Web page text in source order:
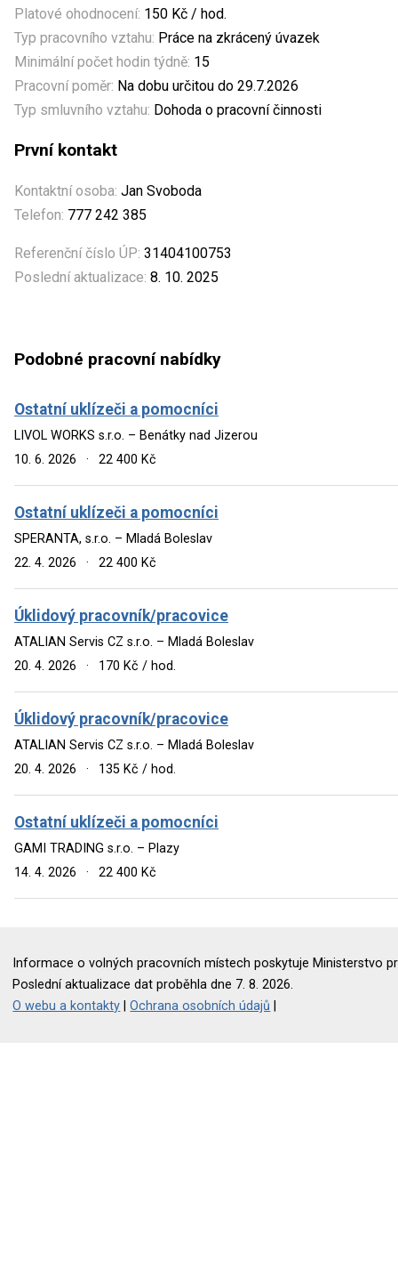
Platové ohodnocení: 150 Kč / hod.
Typ pracovního vztahu: Práce na zkrácený úvazek
Minimální počet hodin týdně: 15
Pracovní poměr: Na dobu určitou do 29.7.2026
Typ smluvního vztahu: Dohoda o pracovní činnosti
První kontakt
Kontaktní osoba: Jan Svoboda
Telefon: 777 242 385
Referenční číslo ÚP: 31404100753
Poslední aktualizace: 8. 10. 2025
Podobné pracovní nabídky
Ostatní uklízeči a pomocníci
LIVOL WORKS s.r.o. – Benátky nad Jizerou
10. 6. 2026
· 22 400 Kč
Ostatní uklízeči a pomocníci
SPERANTA, s.r.o. – Mladá Boleslav
22. 4. 2026
· 22 400 Kč
Úklidový pracovník/pracovice
ATALIAN Servis CZ s.r.o. – Mladá Boleslav
20. 4. 2026
· 170 Kč / hod.
Úklidový pracovník/pracovice
ATALIAN Servis CZ s.r.o. – Mladá Boleslav
20. 4. 2026
· 135 Kč / hod.
Ostatní uklízeči a pomocníci
GAMI TRADING s.r.o. – Plazy
14. 4. 2026
· 22 400 Kč
Informace o volných pracovních místech poskytuje Ministerstvo
Poslední aktualizace dat proběhla dne 7. 8. 2026.
O webu a kontakty |Ochrana osobních údajů